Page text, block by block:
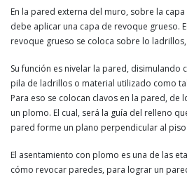
En la pared externa del muro, sobre la
debe aplicar una capa de revoque grueso.
revoque grueso se coloca sobre lo
Su función es nivelar la pared, disimulando
pila de ladrillos o material utilizado como
Para eso se colocan clavos en la pared, de
un plomo. El cual, será la guía del relleno
pared forme un plano perpendicular al piso.
El asentamiento con plomo es una de las
cómo revocar paredes, para lograr un